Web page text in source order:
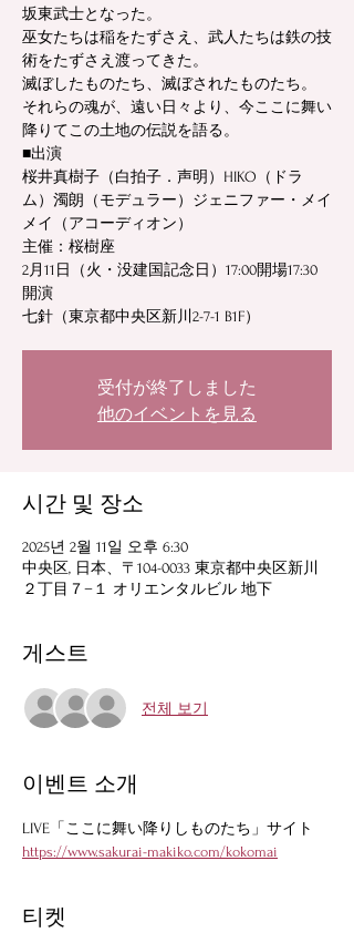
坂東武士となった。
巫女たちは稲をたずさえ、武人たちは鉄の技
術をたずさえ渡ってきた。
滅ぼしたものたち、滅ぼされたものたち。
それらの魂が、遠い日々より、今ここに舞い
降りてこの土地の伝説を語る。
■出演
​桜井真樹子（白拍子．声明）HIKO（ドラ
ム）濁朗（モデュラー）ジェニファー・メイ
メイ（アコーディオン）
主催：桜樹座
2月11日（火・没建国記念日）17:00開場17:30
開演
七針（東京都中央区新川2-7-1 B1F）
受付が終了しました
他のイベントを見る
시간 및 장소
2025년 2월 11일 오후 6:30
中央区, 日本、〒104-0033 東京都中央区新川
２丁目７−１ オリエンタルビル 地下
게스트
전체 보기
이벤트 소개
LIVE「ここに舞い降りしものたち」サイト
https://www.sakurai-makiko.com/kokomai
티켓